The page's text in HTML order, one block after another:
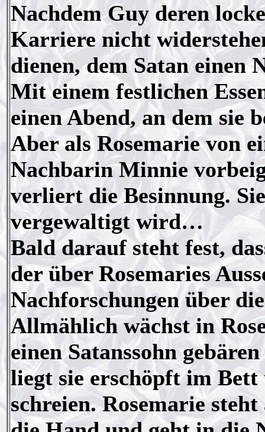
Nachdem Guy deren
Karriere nicht
dienen, dem Satan einen
Mit einem festlichen
einen Abend, an dem sie
Aber als Rosemarie von
Nachbarin Minnie
verliert die Besinnung.
vergewaltigt wird…
Bald darauf steht fest,
der über Rosemaries
Nachforschungen über
Allmählich wächst in
einen Satanssohn
liegt sie erschöpft im
schreien. Rosemarie